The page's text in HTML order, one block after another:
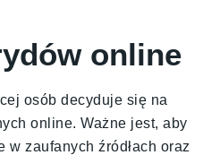
online
osób decyduje się na
online. Ważne jest, aby
zaufanych źródłach oraz